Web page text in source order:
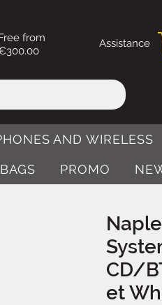
from
Assistance
AND WIRELESS
PROMO
CD/
et